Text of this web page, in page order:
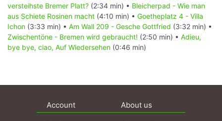
versteihste Bremer Platt? (2:34 min) • Bleicherpad - Wie man
aus Schiete Rosinen macht (4:10 min) • Goetheplatz 4 - Villa
Ichon (3:33 min) • Am Wall 209 - Gesche Gottfried (3:32 min) •
Zwischentöne - Bremen wird gebraucht! (2:50 min) • Adieu,
bye bye, ciao, Auf Wiedersehen (0:46 min)
Account About us